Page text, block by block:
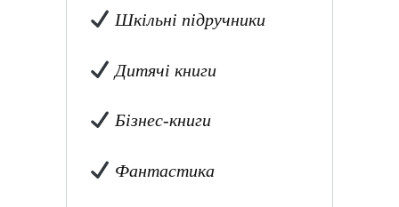
Шкільні підручники
Дитячі книги
Бізнес-книги
Фантастика